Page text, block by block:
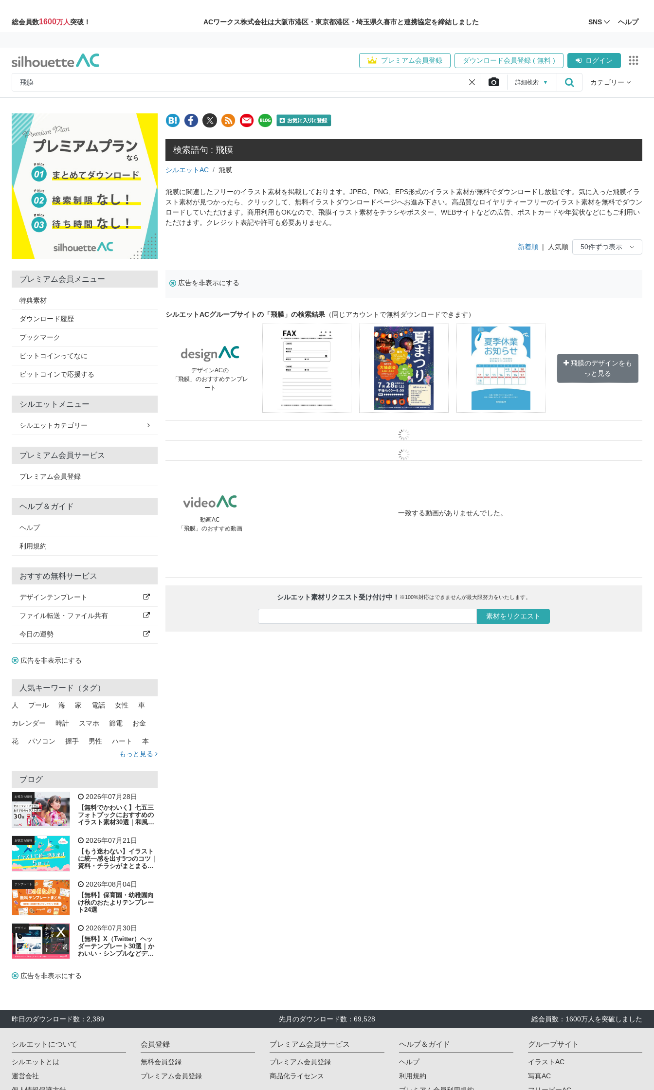
総会員数1600万人突破！ ACワークス株式会社は大阪市港区・東京都港区・埼玉県久喜市と連携協定を締結しました SNS ヘルプ
プレミアム会員登録 ダウンロード会員登録 ( 無料 ) ログイン
詳細検索 ▼ カテゴリー
プレミアム会員メニュー
特典素材
ダウンロード履歴
ブックマーク
ビットコインってなに
ビットコインで応援する
シルエットメニュー
シルエットカテゴリー
プレミアム会員サービス
プレミアム会員登録
ヘルプ＆ガイド
ヘルプ
利用規約
おすすめ無料サービス
デザインテンプレート
ファイル転送・ファイル共有
今日の運勢
広告を非表示にする
人気キーワード（タグ）
人 プール 海 家 電話 女性 車
カレンダー 時計 スマホ 節電 お金
花 パソコン 握手 男性 ハート 本
トラック 木
吹き出し
飛行機 グラフ ビル 魚 家族 書類
歩く 工場 会社 太陽 キラキラ
子供 作業員 相談 ピクトグラム
もっと見る
ブログ
お役立ち情報 2026年07月28日
【無料でかわいく】七五三
フォトブックにおすすめの
イラスト素材30選｜和風の
お役立ち情報 2026年07月21日
【もう迷わない】イラスト
に統一感を出す5つのコツ｜
資料・チラシがまとまるフ
テンプレート 2026年08月04日
【無料】保育園・幼稚園向
け秋のおたよりテンプレー
ト24選
デザイン 2026年07月30日
【無料】X（Twitter）ヘッ
ダーテンプレート30選｜か
わいい・シンプルなどデザ
広告を非表示にする
検索語句 : 飛膜
シルエットAC 飛膜
飛膜に関連したフリーのイラスト素材を掲載しております。JPEG、PNG、EPS形式のイラスト素材が無料でダウンロードし放題です。気に入った飛膜イラ
スト素材が見つかったら、クリックして、無料イラストダウンロードページへお進み下さい。高品質なロイヤリティーフリーのイラスト素材を無料でダウン
ロードしていただけます。商用利用もOKなので、飛膜イラスト素材をチラシやポスター、WEBサイトなどの広告、ポストカードや年賀状などにもご利用い
ただけます。クレジット表記や許可も必要ありません。
新着順 | 人気順
広告を非表示にする
シルエットACグループサイトの「飛膜」の検索結果 （同じアカウントで無料ダウンロードできます）
デザインACの
「飛膜」のおすすめテンプレ
ート
飛膜のデザインをも
っと見る
動画AC
「飛膜」のおすすめ動画
一致する動画がありませんでした。
シルエット素材リクエスト受け付け中！ ※100%対応はできませんが最大限努力をいたします。
素材をリクエスト
昨日のダウンロード数：2,389 先月のダウンロード数：69,528 総会員数：1600万人を突破しました
シルエットについて
シルエットとは
運営会社
会員登録
無料会員登録
プレミアム会員登録
プレミアム会員サービス
プレミアム会員登録
商品化ライセンス
ヘルプ＆ガイド
ヘルプ
利用規約
グループサイト
イラストAC
写真AC